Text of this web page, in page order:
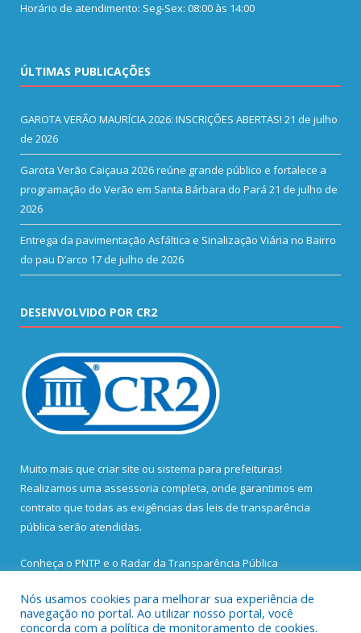
Horário de atendimento: Seg-Sex: 08:00 às 14:00
ÚLTIMAS PUBLICAÇÕES
GAROTA VERÃO MAURÍCIA 2026: INSCRIÇÕES ABERTAS! 21 de julho
de 2026
Garota Verão Caiçaua 2026 reúne grande público e fortalece a
programação do Verão em Santa Bárbara do Pará 21 de julho de
2026
Entrega da pavimentação Asfáltica e Sinalização Viária no Bairro
do pau D’arco 17 de julho de 2026
DESENVOLVIDO POR CR2
Muito mais que criar site ou sistema para prefeituras!
Realizamos uma assessoria completa, onde garantimos em
contrato que todas as exigências das leis de transparência
pública serão atendidas.
Conheça o PNTP e o Radar da Transparência Pública
Nós usamos cookies para melhorar sua experiência de
navegação no portal. Ao utilizar nosso portal, você
concorda com a política de monitoramento de cookies.